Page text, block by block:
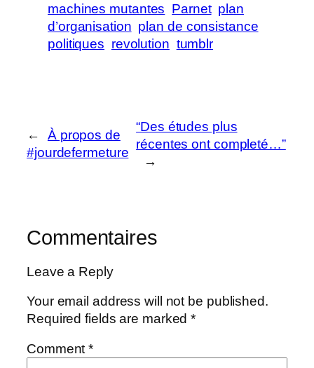
machines mutantes Parnet plan
d’organisation plan de consistance
politiques revolution tumblr
←
À propos de
#jourdefermeture
“Des études plus
récentes ont completé…”
→
Commentaires
Leave a Reply
Your email address will not be published.
Required fields are marked*
Comment*